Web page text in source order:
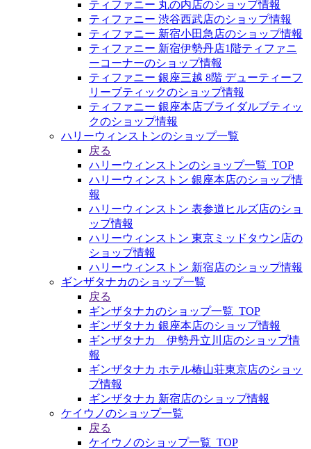
ティファニー 丸の内店のショップ情報
ティファニー 渋谷西武店のショップ情報
ティファニー 新宿小田急店のショップ情報
ティファニー 新宿伊勢丹店1階ティファニ
ーコーナーのショップ情報
ティファニー 銀座三越 8階 デューティーフ
リーブティックのショップ情報
ティファニー 銀座本店ブライダルブティッ
クのショップ情報
ハリーウィンストンのショップ一覧
戻る
ハリーウィンストンのショップ一覧_TOP
ハリーウィンストン 銀座本店のショップ情
報
ハリーウィンストン 表参道ヒルズ店のショ
ップ情報
ハリーウィンストン 東京ミッドタウン店の
ショップ情報
ハリーウィンストン 新宿店のショップ情報
ギンザタナカのショップ一覧
戻る
ギンザタナカのショップ一覧_TOP
ギンザタナカ 銀座本店のショップ情報
ギンザタナカ 伊勢丹立川店のショップ情
報
ギンザタナカ ホテル椿山荘東京店のショッ
プ情報
ギンザタナカ 新宿店のショップ情報
ケイウノのショップ一覧
戻る
ケイウノのショップ一覧_TOP